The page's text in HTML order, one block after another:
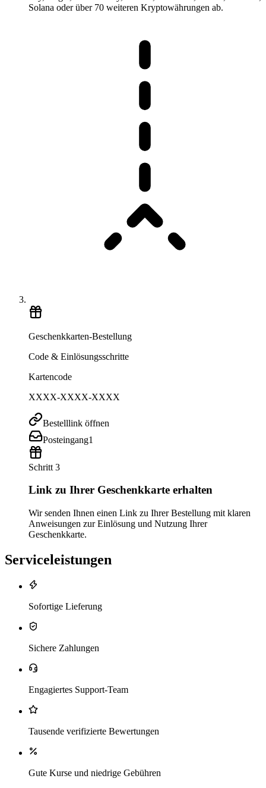
Solana oder über 70 weiteren Kryptowährungen ab.
Geschenkkarten-Bestellung
Code & Einlösungsschritte
Kartencode
XXXX-XXXX-XXXX
Bestelllink öffnen
Posteingang1
Schritt 3
Link zu Ihrer Geschenkkarte erhalten
Wir senden Ihnen einen Link zu Ihrer Bestellung mit klaren
Anweisungen zur Einlösung und Nutzung Ihrer
Geschenkkarte.
Serviceleistungen
Sofortige Lieferung
Sichere Zahlungen
Engagiertes Support-Team
Tausende verifizierte Bewertungen
Gute Kurse und niedrige Gebühren